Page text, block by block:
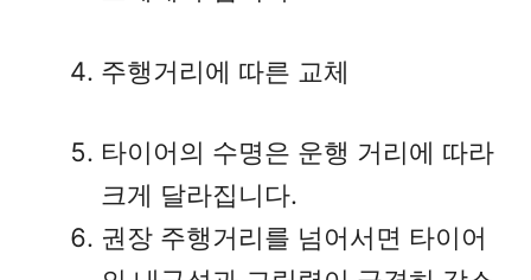
주행거리에 따른 교체
타이어의 수명은 운행 거리에 따라
크게 달라집니다.
권장 주행거리를 넘어서면 타이어